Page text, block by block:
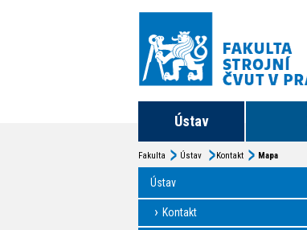
Ústav
Fakulta Ústav Kontakt Mapa
Ústav
Kontakt